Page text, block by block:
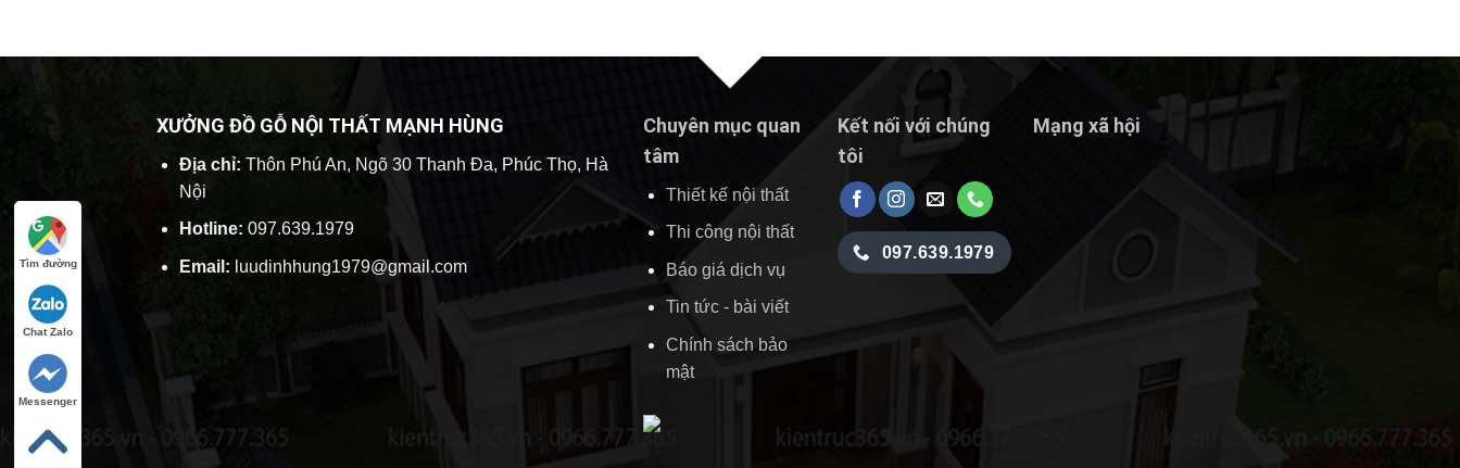
XƯỞNG ĐỒ GỖ NỘI THẤT MẠNH HÙNG
Địa chỉ: Thôn Phú An, Ngõ 30 Thanh Đa, Phúc Thọ, Hà
Nội
Hotline: 097.639.1979
Email: luudinhhung1979@gmail.com
Chuyên mục quan
tâm
Thiết kế nội thất
Thi công nội thất
Báo giá dịch vụ
Tin tức - bài viết
Chính sách bảo
mật
Kết nối với chúng
tôi
097.639.1979
Mạng xã hội
Tìm đường
Chat Zalo
Messenger